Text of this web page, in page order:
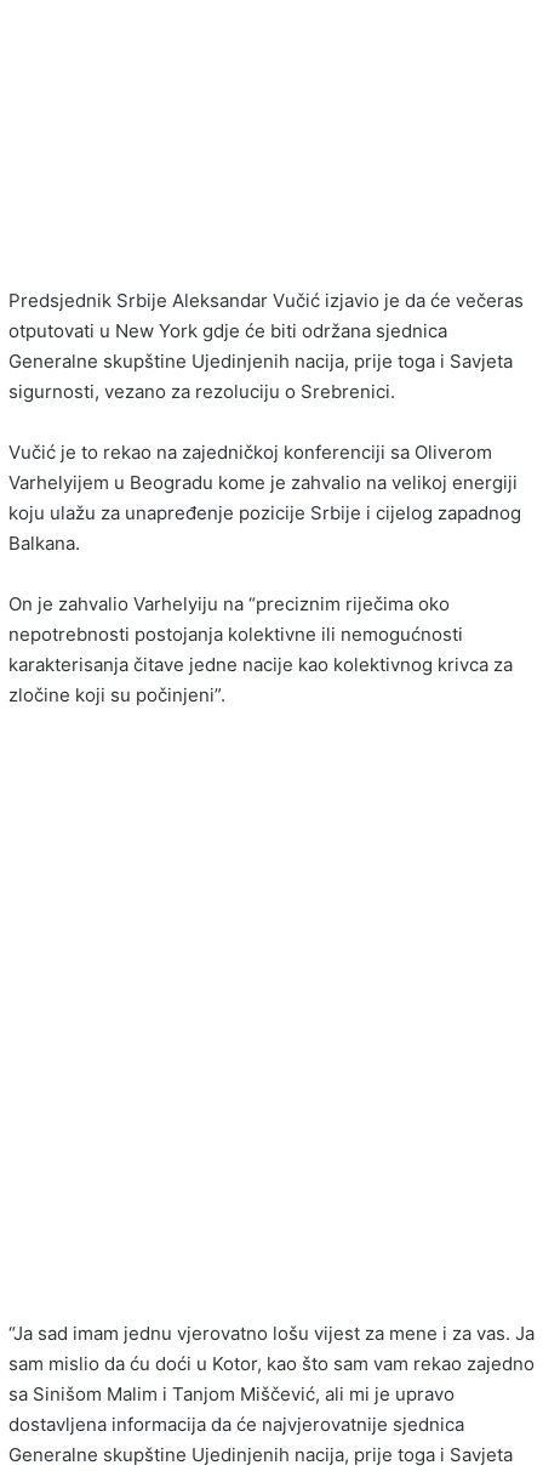
Predsjednik Srbije Aleksandar Vučić izjavio je da će večeras
otputovati u New York gdje će biti održana sjednica
Generalne skupštine Ujedinjenih nacija, prije toga i Savjeta
sigurnosti, vezano za rezoluciju o Srebrenici.
Vučić je to rekao na zajedničkoj konferenciji sa Oliverom
Varhelyijem u Beogradu kome je zahvalio na velikoj energiji
koju ulažu za unapređenje pozicije Srbije i cijelog zapadnog
Balkana.
On je zahvalio Varhelyiju na “preciznim riječima oko
nepotrebnosti postojanja kolektivne ili nemogućnosti
karakterisanja čitave jedne nacije kao kolektivnog krivca za
zločine koji su počinjeni”.
“Ja sad imam jednu vjerovatno lošu vijest za mene i za vas. Ja
sam mislio da ću doći u Kotor, kao što sam vam rekao zajedno
sa Sinišom Malim i Tanjom Miščević, ali mi je upravo
dostavljena informacija da će najvjerovatnije sjednica
Generalne skupštine Ujedinjenih nacija, prije toga i Savjeta